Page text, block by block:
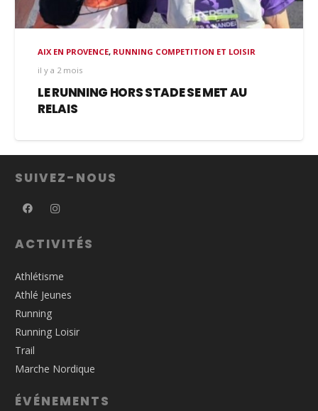
AIX EN PROVENCE, RUNNING COMPETITION ET LOISIR
il y a 2 mois
LE RUNNING HORS STADE SE MET AU
RELAIS
SUIVEZ-NOUS
ACTIVITÉS
Athlétisme
Athlé Jeunes
Running
Running Loisir
Trail
Marche Nordique
ÉVÉNEMENTS